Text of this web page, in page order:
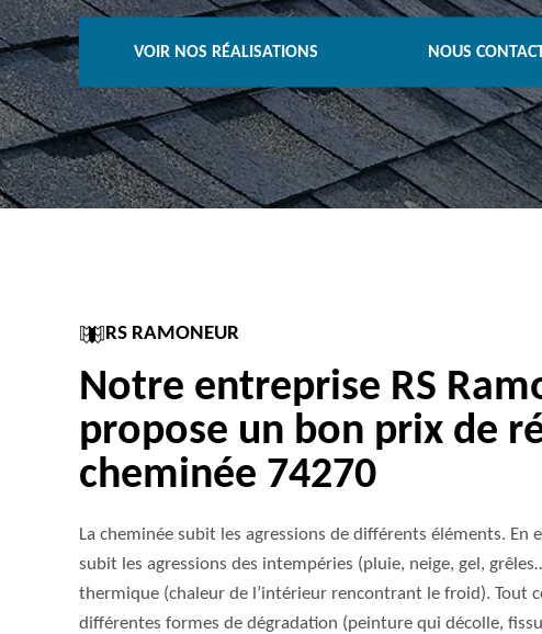
VOIR NOS RÉALISATIONS NOUS
RS RAMONEUR
Notre entreprise RS
propose un bon prix de
cheminée 74270
La cheminée subit les agressions de différents éléments. En
subit les agressions des intempéries (pluie, neige, gel,
thermique (chaleur de l’intérieur rencontrant le froid). Tout
différentes formes de dégradation (peinture qui décolle,